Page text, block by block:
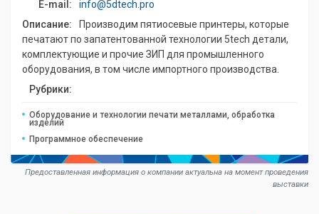
E-mail:
info@5dtech.pro
Описание:
Производим пятиосевые принтеры, которые
печатают по запатентованной технологии 5tech детали,
комплектующие и прочие ЗИП для промышленного
оборудования, в том числе импортного производства.
Рубрики:
Оборудование и технологии печати металлами, обработка
изделий
Программное обеспечение
Предоставленная информация о компании актуальна на момент проведения
выставки